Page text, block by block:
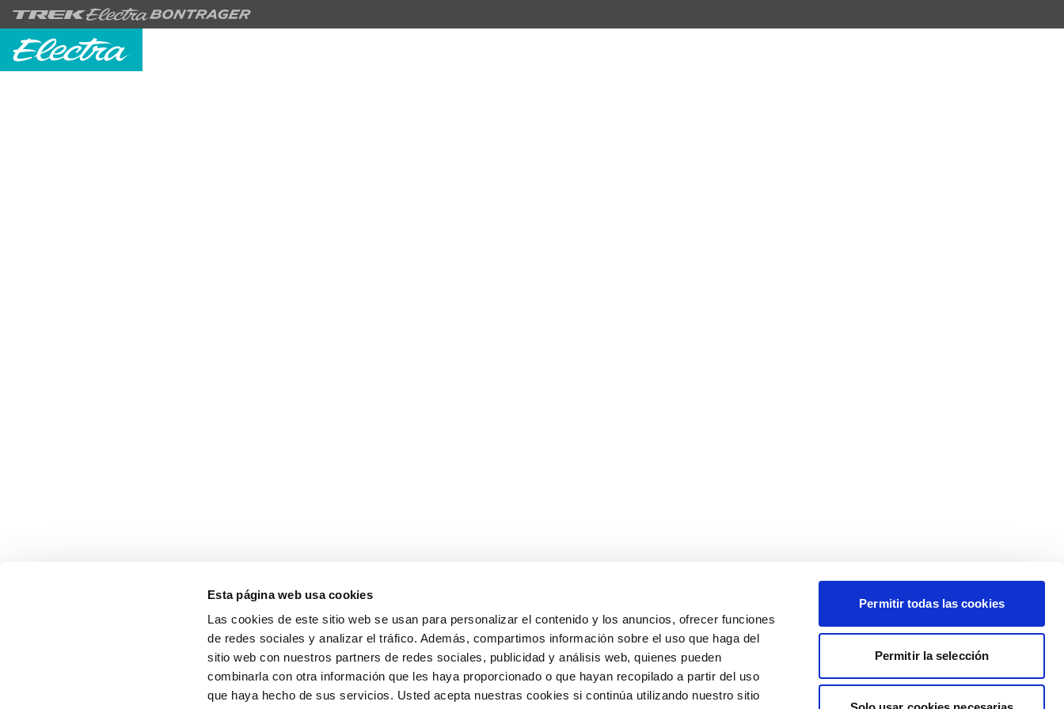
Esta página web usa cookies
Las cookies de este sitio web se usan para personalizar el contenido y los anuncios, ofrecer funciones
de redes sociales y analizar el tráfico. Además, compartimos información sobre el uso que haga del
sitio web con nuestros partners de redes sociales, publicidad y análisis web, quienes pueden
combinarla con otra información que les haya proporcionado o que hayan recopilado a partir del uso
que haya hecho de sus servicios. Usted acepta nuestras cookies si continúa utilizando nuestro sitio
Permitir todas las cookies
Permitir la selección